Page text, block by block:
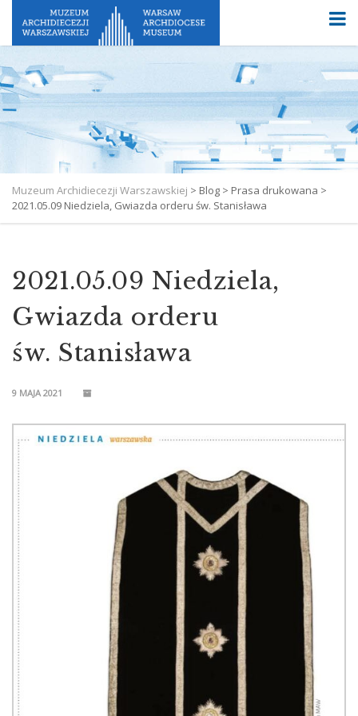
Muzeum Archidiecezji Warszawskiej > Blog > Prasa drukowana >
2021.05.09 Niedziela, Gwiazda orderu św. Stanisława
2021.05.09 Niedziela,
Gwiazda orderu
św. Stanisława
9 MAJA 2021